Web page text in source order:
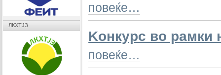
повеќе…
Kонкурс во
повеќе…
ЛКХТЈЗ